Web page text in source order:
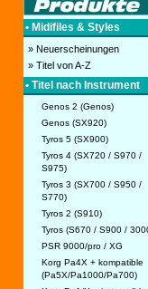
• Midifiles & Styles
» Neuerscheinungen
» Titel von A-Z
• Titel nach Instrument
Genos 2 (Genos)
Genos (SX920)
Tyros 5 (SX900)
Tyros 4 (SX720 / S970 /
S975)
Tyros 3 (SX700 / S950 /
S770)
Tyros 2 (S910)
Tyros (S670 / S900 /
PSR 9000/pro / XG
Korg Pa4X + kompatible
(Pa5X/Pa1000/Pa700)